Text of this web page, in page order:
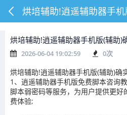
烘培辅助!逍遥辅助器手机版(辅助)
2026-06-04 19:02:59 0次
烘培辅助!逍遥辅助器手机版(辅助)确
1、逍遥辅助器手机版免费脚本咨询
脚本弱密码等服务，为用户提供更
费体验;